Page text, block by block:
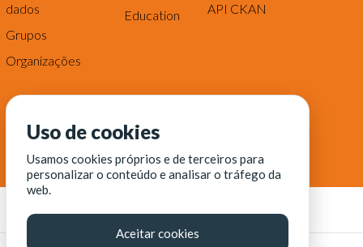
dados
Grupos
Organizações
Education
API CKAN
Uso de cookies
Usamos cookies próprios e de terceiros para
personalizar o conteúdo e analisar o tráfego da
web.
Aceitar cookies